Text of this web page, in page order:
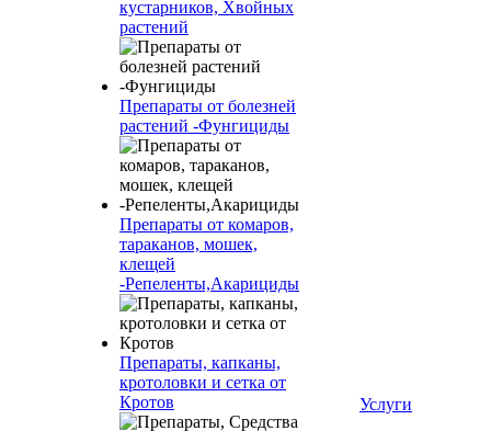
кустарников, Хвойных
растений
Препараты от болезней
растений -Фунгициды
Препараты от комаров,
тараканов, мошек,
клещей
-Репеленты,Акарициды
Препараты, капканы,
кротоловки и сетка от
Кротов
Услуги